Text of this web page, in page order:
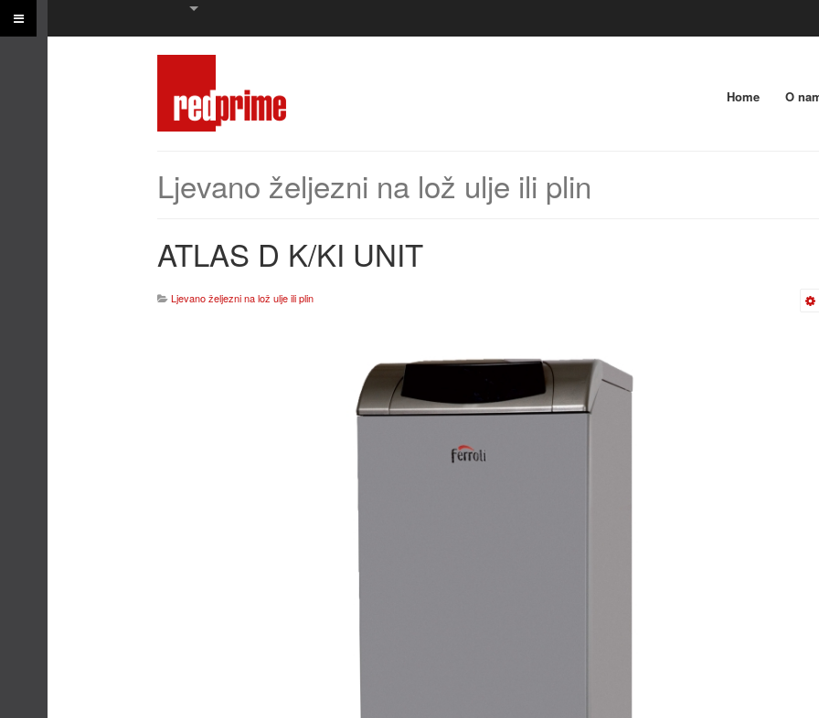
Home O
Ljevano željezni na lož ulje ili plin
ATLAS D K/KI UNIT
Ljevano željezni na lož ulje ili plin